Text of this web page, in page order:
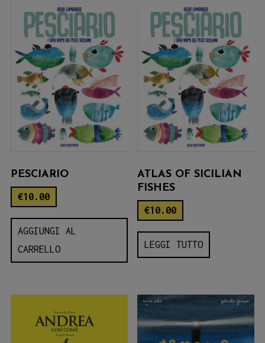
PESCIARIO
€10.00
AGGIUNGI AL
CARRELLO
ATLAS OF SICILIAN
FISHES
€10.00
LEGGI TUTTO